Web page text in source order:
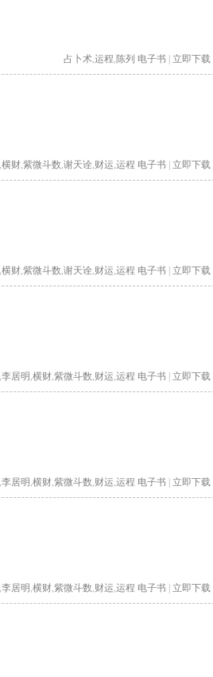
占卜术 运程 陈列 电子书 | 立即下载
横财 紫微斗数 谢天诠 财运 运程 电子书 | 立即下载
横财 紫微斗数 谢天诠 财运 运程 电子书 | 立即下载
李居明 横财 紫微斗数 财运 运程 电子书 | 立即下载
李居明 横财 紫微斗数 财运 运程 电子书 | 立即下载
李居明 横财 紫微斗数 财运 运程 电子书 | 立即下载